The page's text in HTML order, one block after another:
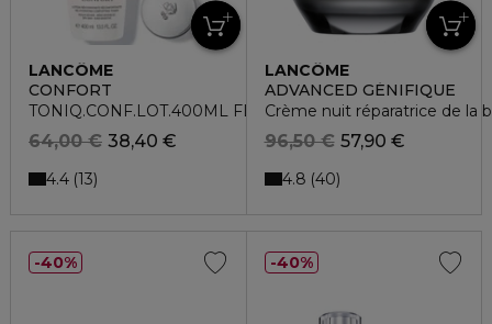
LANCÔME
CONFORT
TONIQ.CONF.LOT.400ML FL
38,40 €
64,00 €
4.4 13
LANCÔME
ADVANCED GÉNIFIQUE
Crème nuit réparatrice de la
57,90 €
96,50 €
4.8 40
40% 40%